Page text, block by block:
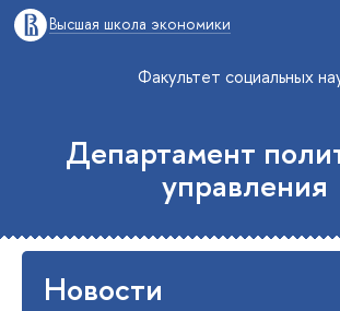
Высшая школа экономики
Факультет социальных
Департамент
управления
Новости